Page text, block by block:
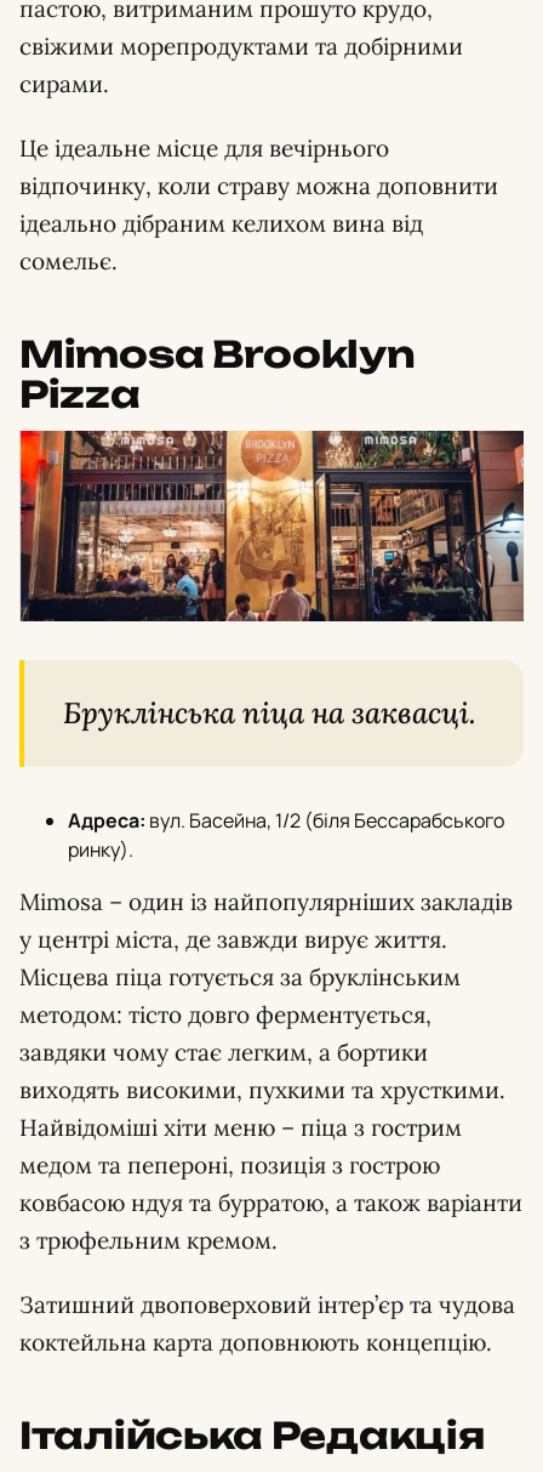
пастою, витриманим прошуто крудо,
свіжими морепродуктами та добірними
сирами.
Це ідеальне місце для вечірнього
відпочинку, коли страву можна доповнити
ідеально дібраним келихом вина від
сомельє.
Mimosa Brooklyn
Pizza
Бруклінська піца на заквасці.
Адреса: вул. Басейна, 1/2 (біля Бессарабського
ринку).
Mimosa – один із найпопулярніших закладів
у центрі міста, де завжди вирує життя.
Місцева піца готується за бруклінським
методом: тісто довго ферментується,
завдяки чому стає легким, а бортики
виходять високими, пухкими та хрусткими.
Найвідоміші хіти меню – піца з гострим
медом та пепероні, позиція з гострою
ковбасою ндуя та бурратою, а також варіанти
з трюфельним кремом.
Затишний двоповерховий інтер’єр та чудова
коктейльна карта доповнюють концепцію.
Італійська Редакція